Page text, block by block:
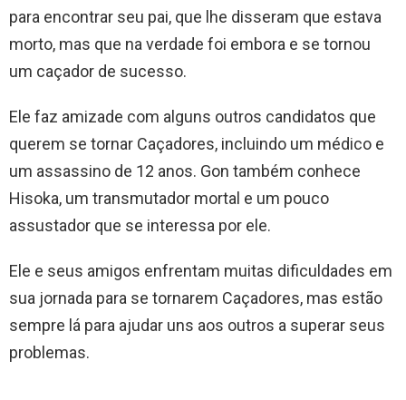
para encontrar seu pai, que lhe disseram que estava
morto, mas que na verdade foi embora e se tornou
um caçador de sucesso.
Ele faz amizade com alguns outros candidatos que
querem se tornar Caçadores, incluindo um médico e
um assassino de 12 anos. Gon também conhece
Hisoka, um transmutador mortal e um pouco
assustador que se interessa por ele.
Ele e seus amigos enfrentam muitas dificuldades em
sua jornada para se tornarem Caçadores, mas estão
sempre lá para ajudar uns aos outros a superar seus
problemas.